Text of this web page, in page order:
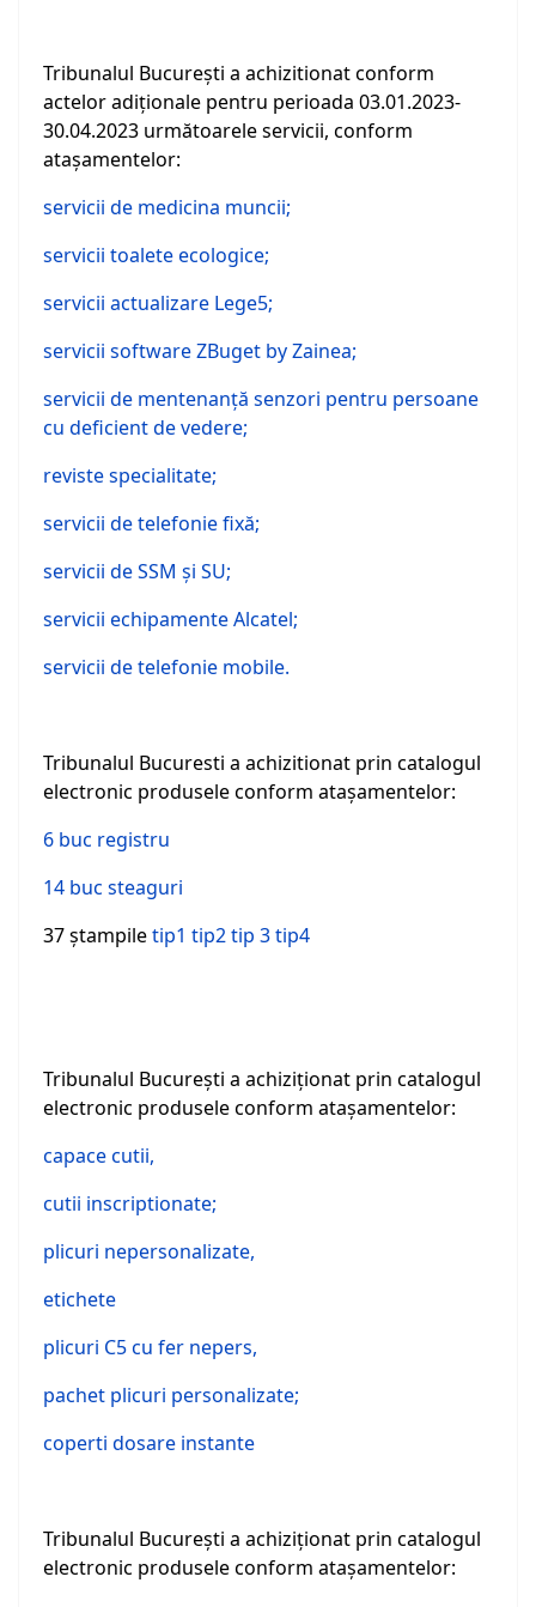
Tribunalul Bucureşti a achizitionat conform
actelor adiţionale pentru perioada 03.01.2023-
30.04.2023 următoarele servicii, conform
ataşamentelor:
servicii de medicina muncii;
servicii toalete ecologice;
servicii actualizare Lege5;
servicii software ZBuget by Zainea;
servicii de mentenanţă senzori pentru persoane
cu deficient de vedere;
reviste specialitate;
servicii de telefonie fixă;
servicii de SSM şi SU;
servicii echipamente Alcatel;
servicii de telefonie mobile.
Tribunalul Bucuresti a achizitionat prin catalogul
electronic produsele conform ataşamentelor:
6 buc registru
14 buc steaguri
37 ştampiletip1 tip2tip 3tip4
Tribunalul Bucureşti a achiziţionat prin catalogul
electronic produsele conform ataşamentelor:
capace cutii,
cutii inscriptionate;
plicuri nepersonalizate,
etichete
plicuri C5 cu fer nepers,
pachet plicuri personalizate;
coperti dosare instante
Tribunalul Bucureşti a achiziţionat prin catalogul
electronic produsele conform ataşamentelor: